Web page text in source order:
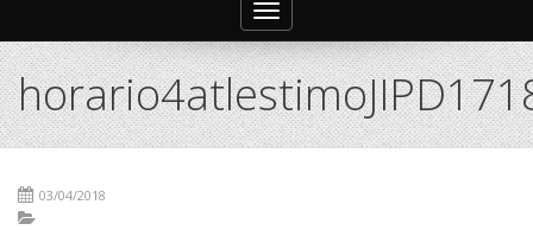
Toggle
navigation
03/04/2018